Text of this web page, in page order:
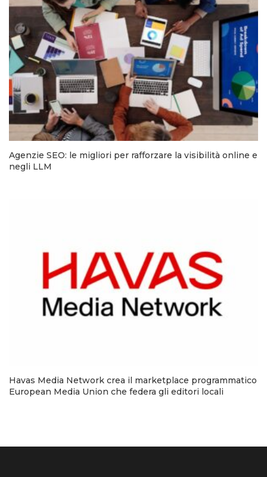
Agenzie SEO: le migliori per rafforzare la visibilità online e
negli LLM
Havas Media Network crea il marketplace programmatico
European Media Union che federa gli editori locali